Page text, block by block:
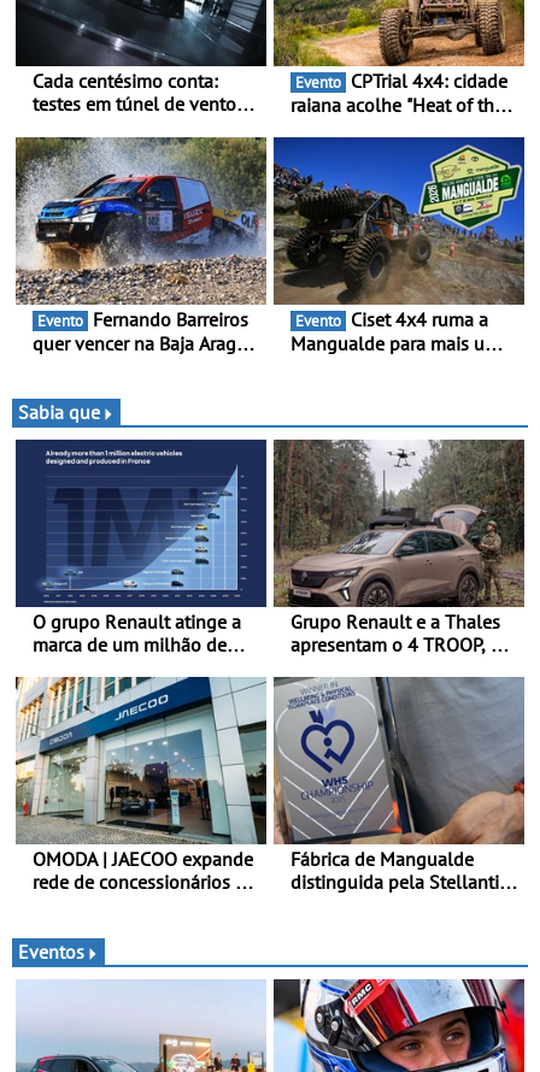
Cada centésimo conta:
testes em túnel de vento
túnel de vento fornece
dados de alta precisão para
o equilíbrio, a eficiência e a
afinação do veículo
Evento
raiana acolhe "Heat of the
de equipas em Bragança
Evento
quer vencer na Baja Aragón
Bajas
Evento
Mangualde para mais um
Sabia que
O grupo Renault atinge a
marca de um milhão de
in France” desde 2010
Grupo Renault e a Thales
apresentam o 4 TROOP, um
para futuras missões das
forças terrestres
OMODA | JAECOO expande
rede de concessionários -
bom ritmo
Fábrica de Mangualde
distinguida pela Stellantis
impacto direto no bem-
estar dos colaboradores
Eventos